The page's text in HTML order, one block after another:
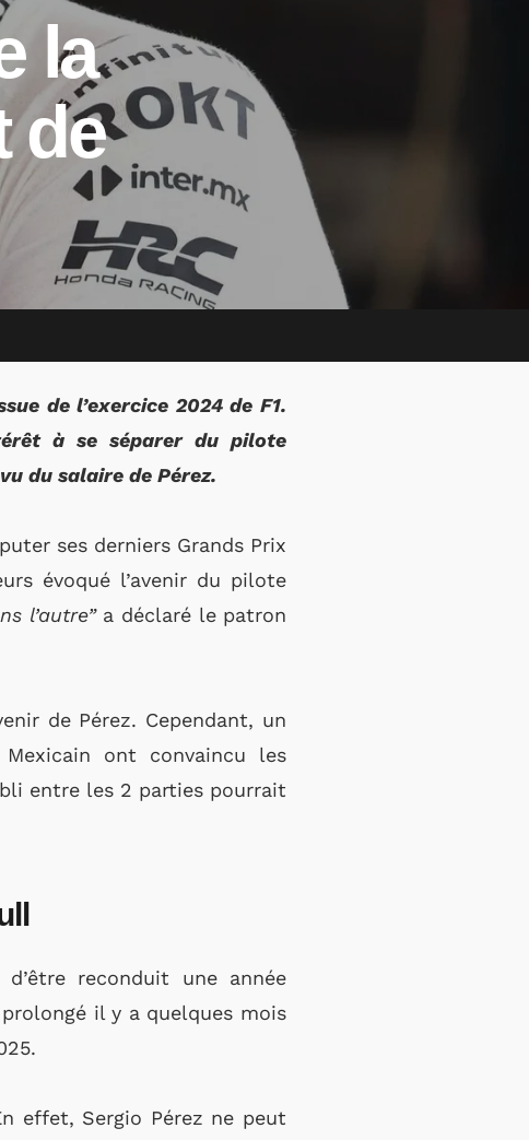
la
de
de l’exercice 2024 de F1.
à se séparer du pilote
du salaire de Pérez.
ses derniers Grands Prix
évoqué l’avenir du pilote
l’autre”a déclaré le patron
de Pérez. Cependant, un
ont convaincu les
entre les 2 parties pourrait
reconduit une année
il y a quelques mois
effet, Sergio Pérez ne peut